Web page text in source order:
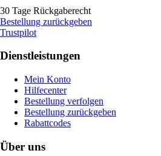
30 Tage Rückgaberecht
Bestellung zurückgeben
Trustpilot
Dienstleistungen
Mein Konto
Hilfecenter
Bestellung verfolgen
Bestellung zurückgeben
Rabattcodes
Über uns